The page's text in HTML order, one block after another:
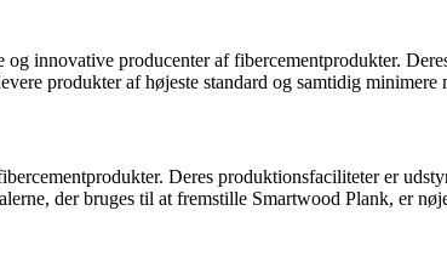
innovative producenter af fibercementprodukter.
produkter af højeste standard og samtidig
Deres produktionsfaciliteter er
der bruges til at fremstille Smartwood Plank, er